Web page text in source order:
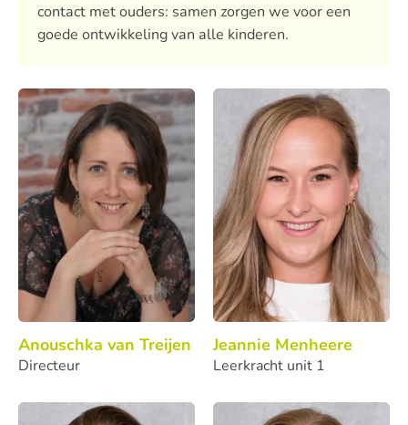
contact met ouders: samen zorgen we voor een
goede ontwikkeling van alle kinderen.
Anouschka van Treijen
Directeur
Jeannie Menheere
Leerkracht unit 1